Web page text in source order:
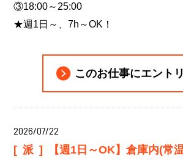
③18:00～25:00
★週1日～、7h～OK！
このお仕事にエント
2026/07/22
[派]
【週1日～OK】倉庫内(常